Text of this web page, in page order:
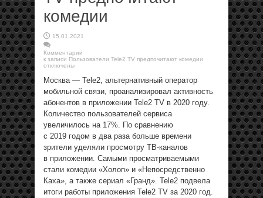
комедии
15.01.2021
Комментарии
к записи Пользователи Tele2 TV предпочитают комедии
отключены
Москва — Tele2, альтернативный оператор
мобильной связи, проанализировал активность
абонентов в приложении Tele2 TV в 2020 году.
Количество пользователей сервиса
увеличилось на 17%. По сравнению
с 2019 годом в два раза больше времени
зрители уделяли просмотру ТВ-каналов
в приложении. Самыми просматриваемыми
стали комедии «Холоп» и «Непосредственно
Каха», а также сериал «Гранд». Tele2 подвела
итоги работы приложения Tele2 TV за 2020 год.